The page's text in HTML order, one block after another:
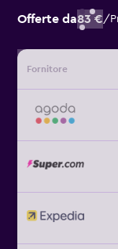
Offerte da83 €/
Fornitore